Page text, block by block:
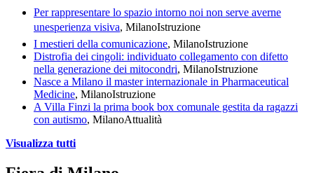
Per rappresentare lo spazio intorno noi non serve averne
unesperienza visiva, MilanoIstruzione
I mestieri della comunicazione, MilanoIstruzione
Distrofia dei cingoli: individuato collegamento con difetto
nella generazione dei mitocondri, MilanoIstruzione
Nasce a Milano il master internazionale in Pharmaceutical
Medicine, MilanoIstruzione
A Villa Finzi la prima book box comunale gestita da ragazzi
con autismo, MilanoAttualità
Visualizza tutti